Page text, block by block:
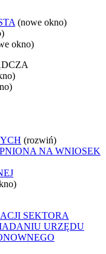
(nowe okno)
okno)
(rozwiń)
NA WNIOSEK
SEKTORA
URZĘDU